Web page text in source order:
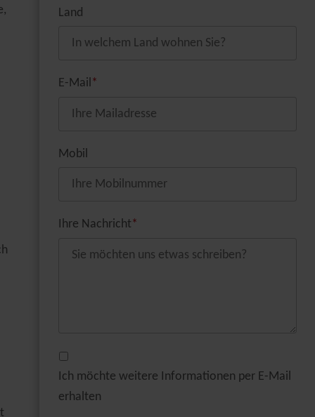
Land
E-Mail*
Mobil
Ihre Nachricht*
Ich möchte weitere Informationen per E-Mail
erhalten